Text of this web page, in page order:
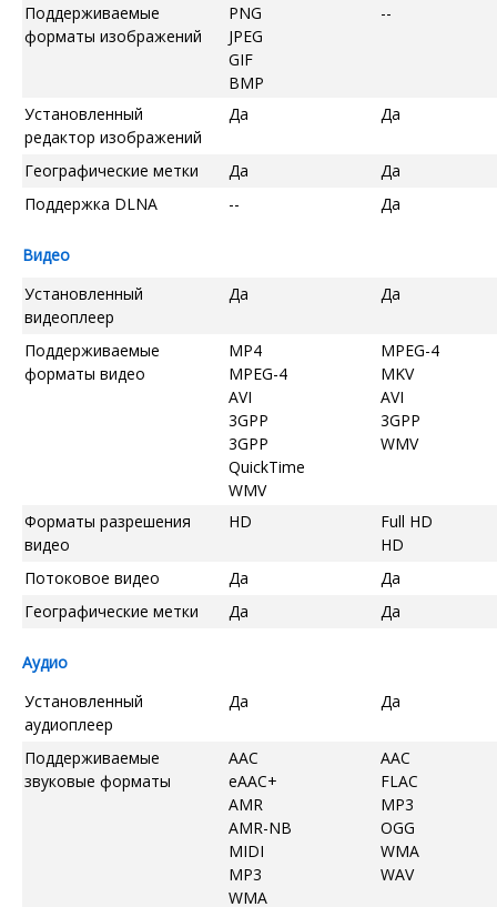
Поддерживаемые
форматы изображений
PNG
JPEG
GIF
BMP
--
Установленный
редактор изображений
Да Да
Географические метки Да
Да
Поддержка DLNA
-- Да
Видео
Установленный
видеоплеер
Да Да
Поддерживаемые
форматы видео
MP4
MPEG-4
AVI
3GPP
3GPP
QuickTime
WMV
MPEG-4
MKV
AVI
3GPP
WMV
Форматы разрешения
видео
HD
Full HD
HD
Потоковое видео
Да
Да
Географические метки
Да Да
Аудио
Установленный
аудиоплеер
Да Да
Поддерживаемые
звуковые форматы
AAC
eAAC+
AMR
AMR-NB
MIDI
MP3
WMA
AAC
FLAC
MP3
OGG
WMA
WAV